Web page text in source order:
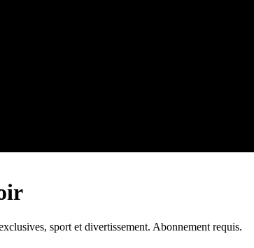
sport et divertissement. Abonnement requis.